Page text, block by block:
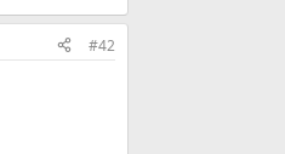
#42